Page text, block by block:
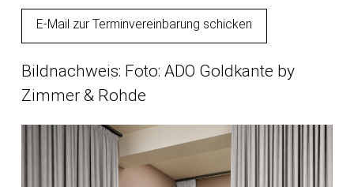
E-Mail zur Terminvereinbarung schicken
Bildnachweis: Foto: ADO Goldkante by
Zimmer & Rohde